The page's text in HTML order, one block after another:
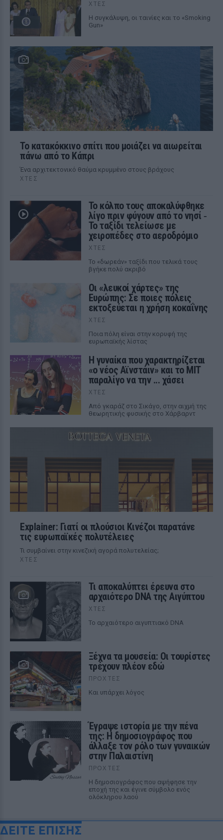
ΧΤΕΣ
Η συγκάλυψη, οι ταινίες και το «Smoking
Gun»
Το κατακόκκινο σπίτι που μοιάζει να αιωρείται
πάνω από το Κάπρι
Ένα αρχιτεκτονικό θαύμα κρυμμένο στους βράχους
ΧΤΕΣ
Το κόλπο τους αποκαλύφθηκε
λίγο πριν φύγουν από το νησί ‑
Το ταξίδι τελείωσε με
χειροπέδες στο αεροδρόμιο
ΧΤΕΣ
Το «δωρεάν» ταξίδι που τελικά τους
βγήκε πολύ ακριβό
Οι «λευκοί χάρτες» της
Ευρώπης: Σε ποιες πόλεις
εκτοξεύεται η χρήση κοκαΐνης
ΧΤΕΣ
Ποια πόλη είναι στην κορυφή της
ευρωπαϊκής λίστας
Η γυναίκα που χαρακτηρίζεται
«ο νέος Αϊνστάιν» και το MIT
παραλίγο να την ... χάσει
ΧΤΕΣ
Από γκαράζ στο Σικάγο, στην αιχμή της
θεωρητικής φυσικής στο Χάρβαρντ
Explainer: Γιατί οι πλούσιοι Κινέζοι παρατάνε
τις ευρωπαϊκές πολυτέλειες
Τι συμβαίνει στην κινεζική αγορά πολυτελείας;
ΧΤΕΣ
Τι αποκαλύπτει έρευνα στο
αρχαιότερο DNA της Αιγύπτου
ΧΤΕΣ
Το αρχαιότερο αιγυπτιακό DNA
Ξέχνα τα μουσεία: Οι τουρίστες
τρέχουν πλέον εδώ
ΠΡΟΧΤΈΣ
Και υπάρχει λόγος
Έγραψε ιστορία με την πένα
της: Η δημοσιογράφος που
άλλαξε τον ρόλο των γυναικών
στην Παλαιστίνη
ΠΡΟΧΤΈΣ
Η δημοσιογράφος που αψήφησε την
εποχή της και έγινε σύμβολο ενός
ολόκληρου λαού
ΔΕΙΤΕ ΕΠΙΣΗΣ